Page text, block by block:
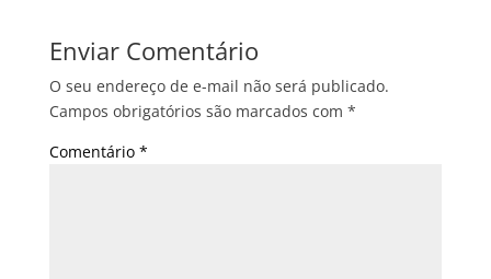
Enviar Comentário
O seu endereço de e-mail não será publicado.
Campos obrigatórios são marcados com *
Comentário *